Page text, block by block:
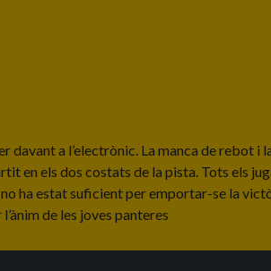
a l’electrònic. La manca de rebot i
en els dos costats de la pista. Tots els
ha estat suficient per emportar-se la
de les joves panteres